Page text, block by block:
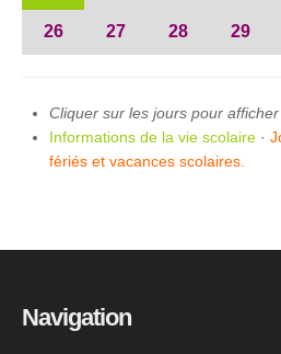
26 27 28 29
Cliquer sur les jours pour
Informations de la vie scolaire ·
fériés et vacances scolaires.
Navigation